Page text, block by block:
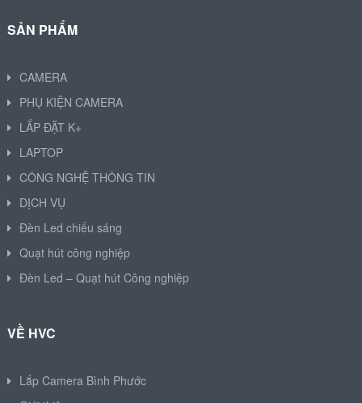
SẢN PHẨM
CAMERA
PHỤ KIỆN CAMERA
LẮP ĐẶT K+
LAPTOP
CÔNG NGHỆ THÔNG TIN
DỊCH VỤ
Đèn Led chiếu sáng
Quạt hút công nghiệp
Đèn Led – Quạt hút Công nghiệp
VỀ HVC
Lắp Camera Bình Phước